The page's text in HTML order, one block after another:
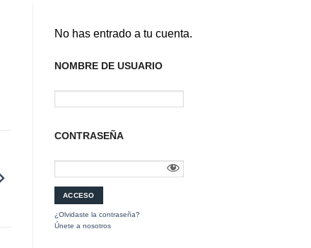
No has entrado a tu cuenta.
NOMBRE DE USUARIO
CONTRASEÑA
¿Olvidaste la contraseña?
Únete a nosotros